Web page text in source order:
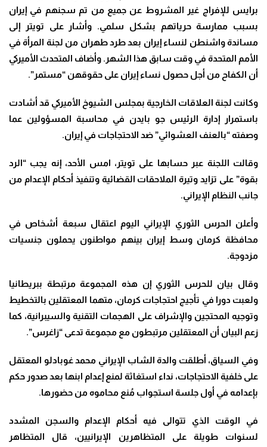
برايس للإفراج غير المشروط عن جميع من تم سجنهم في إيران
بسبب ممارسة حرياتهم بشكل سلمي. وأشار على تويتر إلى
مساندة واشنطن لنساء إيران بعد طرد طهران من لجنة المرأة في
الأمم المتحدة في وقت سابق هذا الشهر . وأضاف المتحدث الأميركي
أن الكفاح من أجل حصول نساء إيران على حقوقهن “مستمر”.
وكانت لجنة العلاقات الخارجية بمجلس الشيوخ الأميركي قد أشادت
باستمرار إدارة الرئيس جو بايدن في محاسبة المسؤولين عما
وصفته “بالعنف العشوائي” ضد الاحتجاجات في إيران.
وقالت اللجنة عبر حسابها على تويتر، امس الأحد، إنه يجب “الرد
بقوة” على تزايد وتيرة الملاحقات القضائية وتنفيذ أحكام الإعدام من
جانب النظام الإيراني.
وأعلن الحرس الثوري الإيراني اليوم اعتقال سبعة أشخاص في
محافظة كرمان وسط إيران بينهم مواطنون يحملون جنسيات
مزدوجة.
وقال بيان للحرس الثوري إن هذه المجموعة مرتبطة ببريطانيا
ولعبت دورا في تأجيج احتجاجات كرمان، متهما المعتقلين بالتخطيط
وتوجيه المحتجين والإشراف على الهجمات التقنية والسيبرانية، كما
زعم البيان أن المعتقلين مرتبطون مع مجموعة تدعى “زاغرس”.
وفي السياق، أطلقت والدة الشاب الإيراني محمد غوبادلو المعتقل
على خلفية الاحتجاجات، نداء استغاثة لمنع إعدام ابنها بعد صدور حكم
بإعدامه في أول جلسة استجواب مُنع محاموه من حضورها.
في الوقت الذي تتوالى فيه أحكام الإعدام والسجن المشدد
لسنوات طويلة على المتظاهرين الإيرانيين، قال المتظاهر